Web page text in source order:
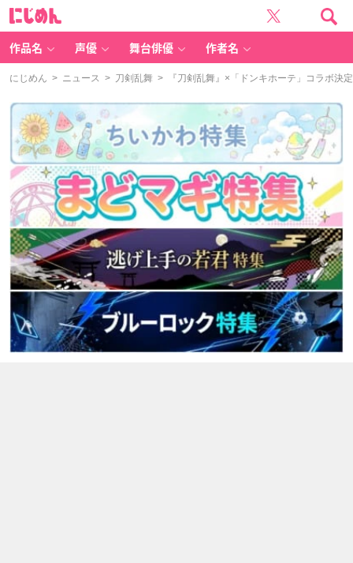
作品名 声優 舞台俳優 作者名
にじめん > ニュース > 刀剣乱舞 > 『刀剣乱舞』×「ドンキホーテ」コラボ決